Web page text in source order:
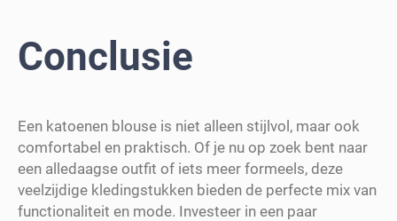
Conclusie
Een katoenen blouse is niet alleen stijlvol, maar ook
comfortabel en praktisch. Of je nu op zoek bent naar
een alledaagse outfit of iets meer formeels, deze
veelzijdige kledingstukken bieden de perfecte mix van
functionaliteit en mode. Investeer in een paar